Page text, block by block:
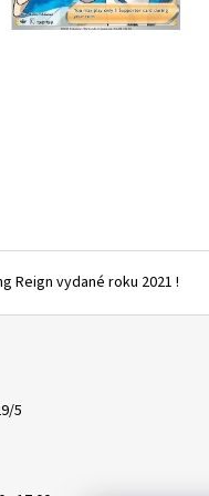
Reign vydané roku 2021 !
5